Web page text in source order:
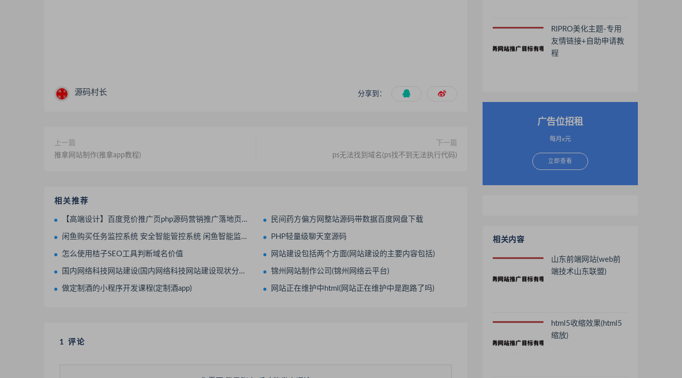
源码村长 分享到：
上一篇
推拿网站制作(推拿app教程)
下一篇
ps无法找到域名(ps找不到无法执行代码)
相关推荐
【高端设计】百度竞价推广页php源码营销推广落地页商品推广竞价单页客服跳转加微信好友 民间药方偏方网整站源码带数据百度网盘下载
闲鱼购买任务监控系统 安全智能管控系统 闲鱼智能监控机器人 PHP轻量级聊天室源码
怎么使用桔子SEO工具判断域名价值 网站建设包括两个方面(网站建设的主要内容包括)
国内网络科技网站建设(国内网络科技网站建设现状分析) 锦州网站制作公司(锦州网络云平台)
做定制酒的小程序开发课程(定制酒app) 网站正在维护中html(网站正在维护中是跑路了吗)
1 评论
RIPRO美化主题-专用
友情链接+自助申请教
程
广告位招租
每月x元
立即查看
相关内容
山东前端网站(web前
端技术山东联盟)
html5收缩效果(html5
缩放)